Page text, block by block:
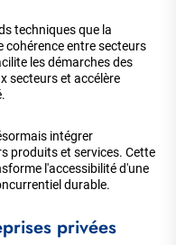
techniques que la
entre secteurs
les démarches des
secteurs et accélère
intégrer
produits et services. Cette
l'accessibilité d'une
durable.
privées